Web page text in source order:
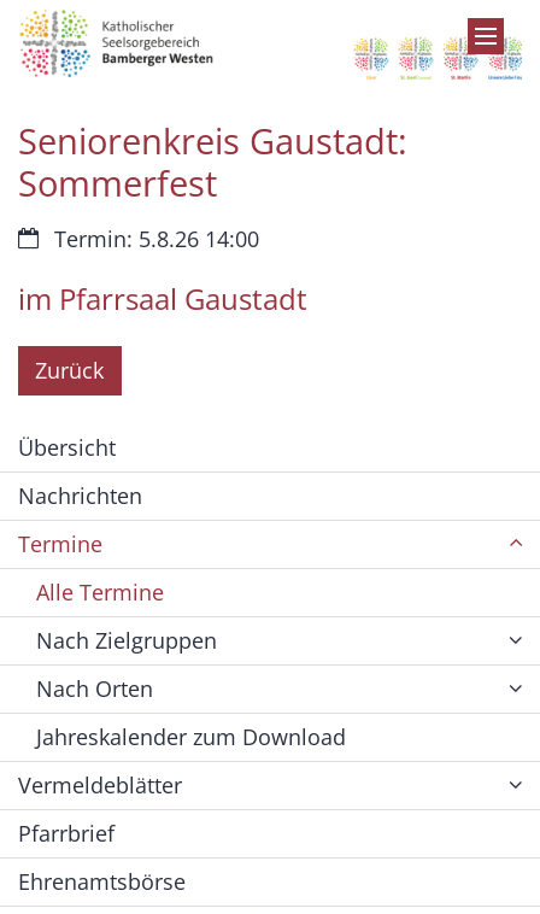
Zum Inhalt springen
Seniorenkreis Gaustadt:
Sommerfest
Datum:Termin: 5.8.26 14:00
im Pfarrsaal Gaustadt
Zurück
Übersicht
Nachrichten
Termine
Alle Termine
Nach Zielgruppen
Nach Orten
Jahreskalender zum Download
Vermeldeblätter
Pfarrbrief
Ehrenamtsbörse